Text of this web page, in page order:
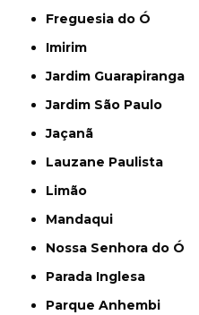
Freguesia do Ó
Imirim
Jardim Guarapiranga
Jardim São Paulo
Jaçanã
Lauzane Paulista
Limão
Mandaqui
Nossa Senhora do Ó
Parada Inglesa
Parque Anhembi